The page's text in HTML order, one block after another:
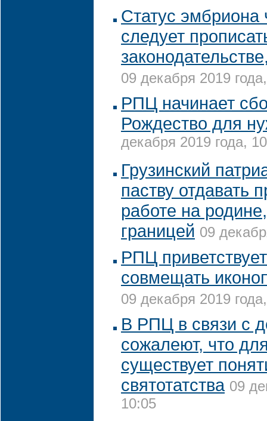
Статус эмбриона
следует
09 декабря 2019
РПЦ начинает
Рождество для
декабря 2019 года,
Грузинский
паству отдавать
работе на
границей 09
РПЦ
совмещать
09 декабря 2019
В РПЦ в связи с
сожалеют, что
существует
святотатства 09
10:05